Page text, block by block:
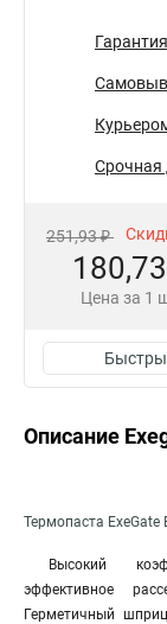
Срочная
251,93 ₽
Цена за 1
Описание
Термопаста ExeGate
Высокий
эффективное
Герметичный